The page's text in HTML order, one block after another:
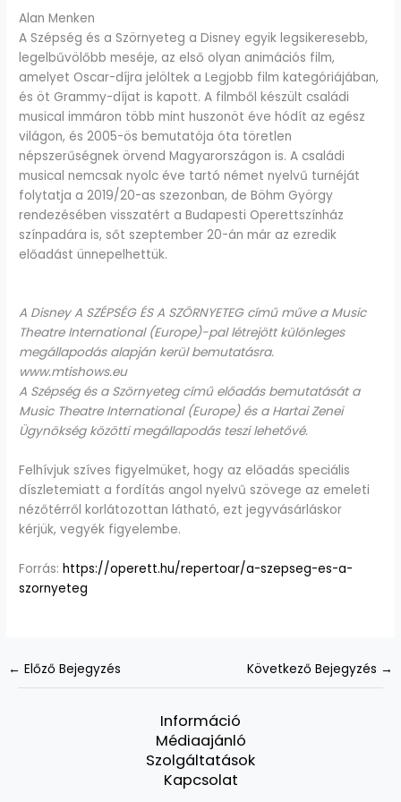
Alan Menken
A Szépség és a Szörnyeteg a Disney egyik legsikeresebb,
legelbűvölőbb meséje, az első olyan animációs film,
amelyet Oscar-díjra jelöltek a Legjobb film kategóriájában,
és öt Grammy-díjat is kapott. A filmből készült családi
musical immáron több mint huszonöt éve hódít az egész
világon, és 2005-ös bemutatója óta töretlen
népszerűségnek örvend Magyarországon is. A családi
musical nemcsak nyolc éve tartó német nyelvű turnéját
folytatja a 2019/20-as szezonban, de Böhm György
rendezésében visszatért a Budapesti Operettszínház
színpadára is, sőt szeptember 20-án már az ezredik
előadást ünnepelhettük.
A Disney A SZÉPSÉG ÉS A SZÖRNYETEG című műve a Music
Theatre International (Europe)-pal létrejött különleges
megállapodás alapján kerül bemutatásra.
www.mtishows.eu
A Szépség és a Szörnyeteg című előadás bemutatását a
Music Theatre International (Europe) és a Hartai Zenei
Ügynökség közötti megállapodás teszi lehetővé.
Felhívjuk szíves figyelmüket, hogy az előadás speciális
díszletemiatt a fordítás angol nyelvű szövege az emeleti
nézőtérről korlátozottan látható, ezt jegyvásárláskor
kérjük, vegyék figyelembe.
Forrás:https://operett.hu/repertoar/a-szepseg-es-a-
szornyeteg
← Előző Bejegyzés Következő Bejegyzés →
Információ
Médiaajánló
Szolgáltatások
Kapcsolat